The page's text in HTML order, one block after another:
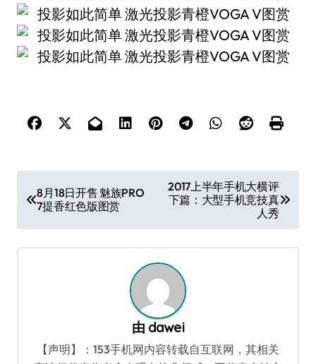
章
导
航
8月18日开售 魅族PRO
7提香红色版图赏
2017上半年手机大横评
下篇：大型手机竞技真
人秀
由 dawei
【声明】：153手机网内容转载自互联网，其相关